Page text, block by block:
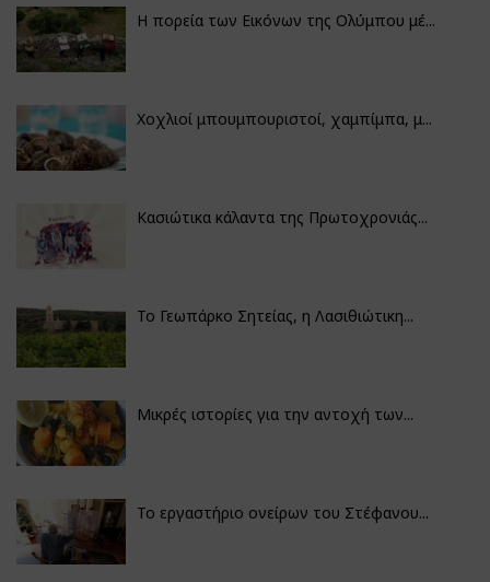
Η πορεία των Εικόνων της Ολύμπου μέ...
Χοχλιοί μπουμπουριστοί, χαμπίμπα, μ...
Κασιώτικα κάλαντα της Πρωτοχρονιάς...
Το Γεωπάρκο Σητείας, η Λασιθιώτικη...
Μικρές ιστορίες για την αντοχή των...
Το εργαστήριο ονείρων του Στέφανου...